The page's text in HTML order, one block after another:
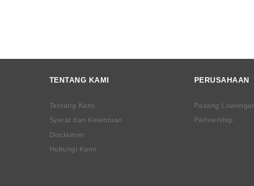
TENTANG KAMI
Tentang Kami
Syarat dan Ketentuan
Disclaimer
Hubungi Kami
PERUSAHAAN
Pasang
Partnership